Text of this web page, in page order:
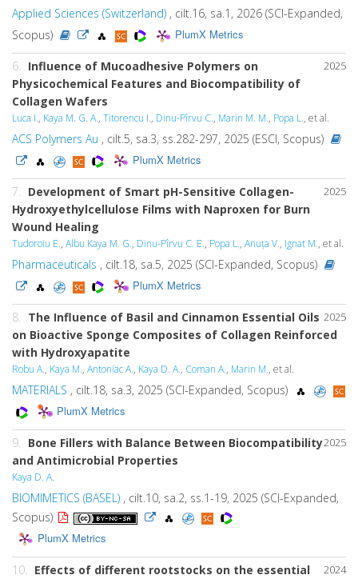
Applied Sciences (Switzerland) , cilt.16, sa.1, 2026 (SCI-Expanded,
Scopus)
PlumX Metrics
2025
6. Influence of Mucoadhesive Polymers on
Physicochemical Features and Biocompatibility of
Collagen Wafers
Luca I., Kaya M. G. A., Titorencu I., Dinu-Pîrvu C., Marin M. M., Popa L., et al.
ACS Polymers Au , cilt.5, sa.3, ss.282-297, 2025 (ESCI, Scopus)
PlumX Metrics
2025
7. Development of Smart pH-Sensitive Collagen-
Hydroxyethylcellulose Films with Naproxen for Burn
Wound Healing
Tudoroiu E., Albu Kaya M. G., Dinu-Pîrvu C. E., Popa L., Anuța V., Ignat M., et al.
Pharmaceuticals , cilt.18, sa.5, 2025 (SCI-Expanded, Scopus)
PlumX Metrics
2025
8. The Influence of Basil and Cinnamon Essential Oils
on Bioactive Sponge Composites of Collagen Reinforced
with Hydroxyapatite
Robu A., Kaya M., Antoniac A., Kaya D. A., Coman A., Marin M., et al.
MATERIALS , cilt.18, sa.3, 2025 (SCI-Expanded, Scopus)
PlumX Metrics
2025
9. Bone Fillers with Balance Between Biocompatibility
and Antimicrobial Properties
Kaya D. A.
BIOMIMETICS (BASEL) , cilt.10, sa.2, ss.1-19, 2025 (SCI-Expanded,
Scopus)
PlumX Metrics
2024
10. Effects of different rootstocks on the essential